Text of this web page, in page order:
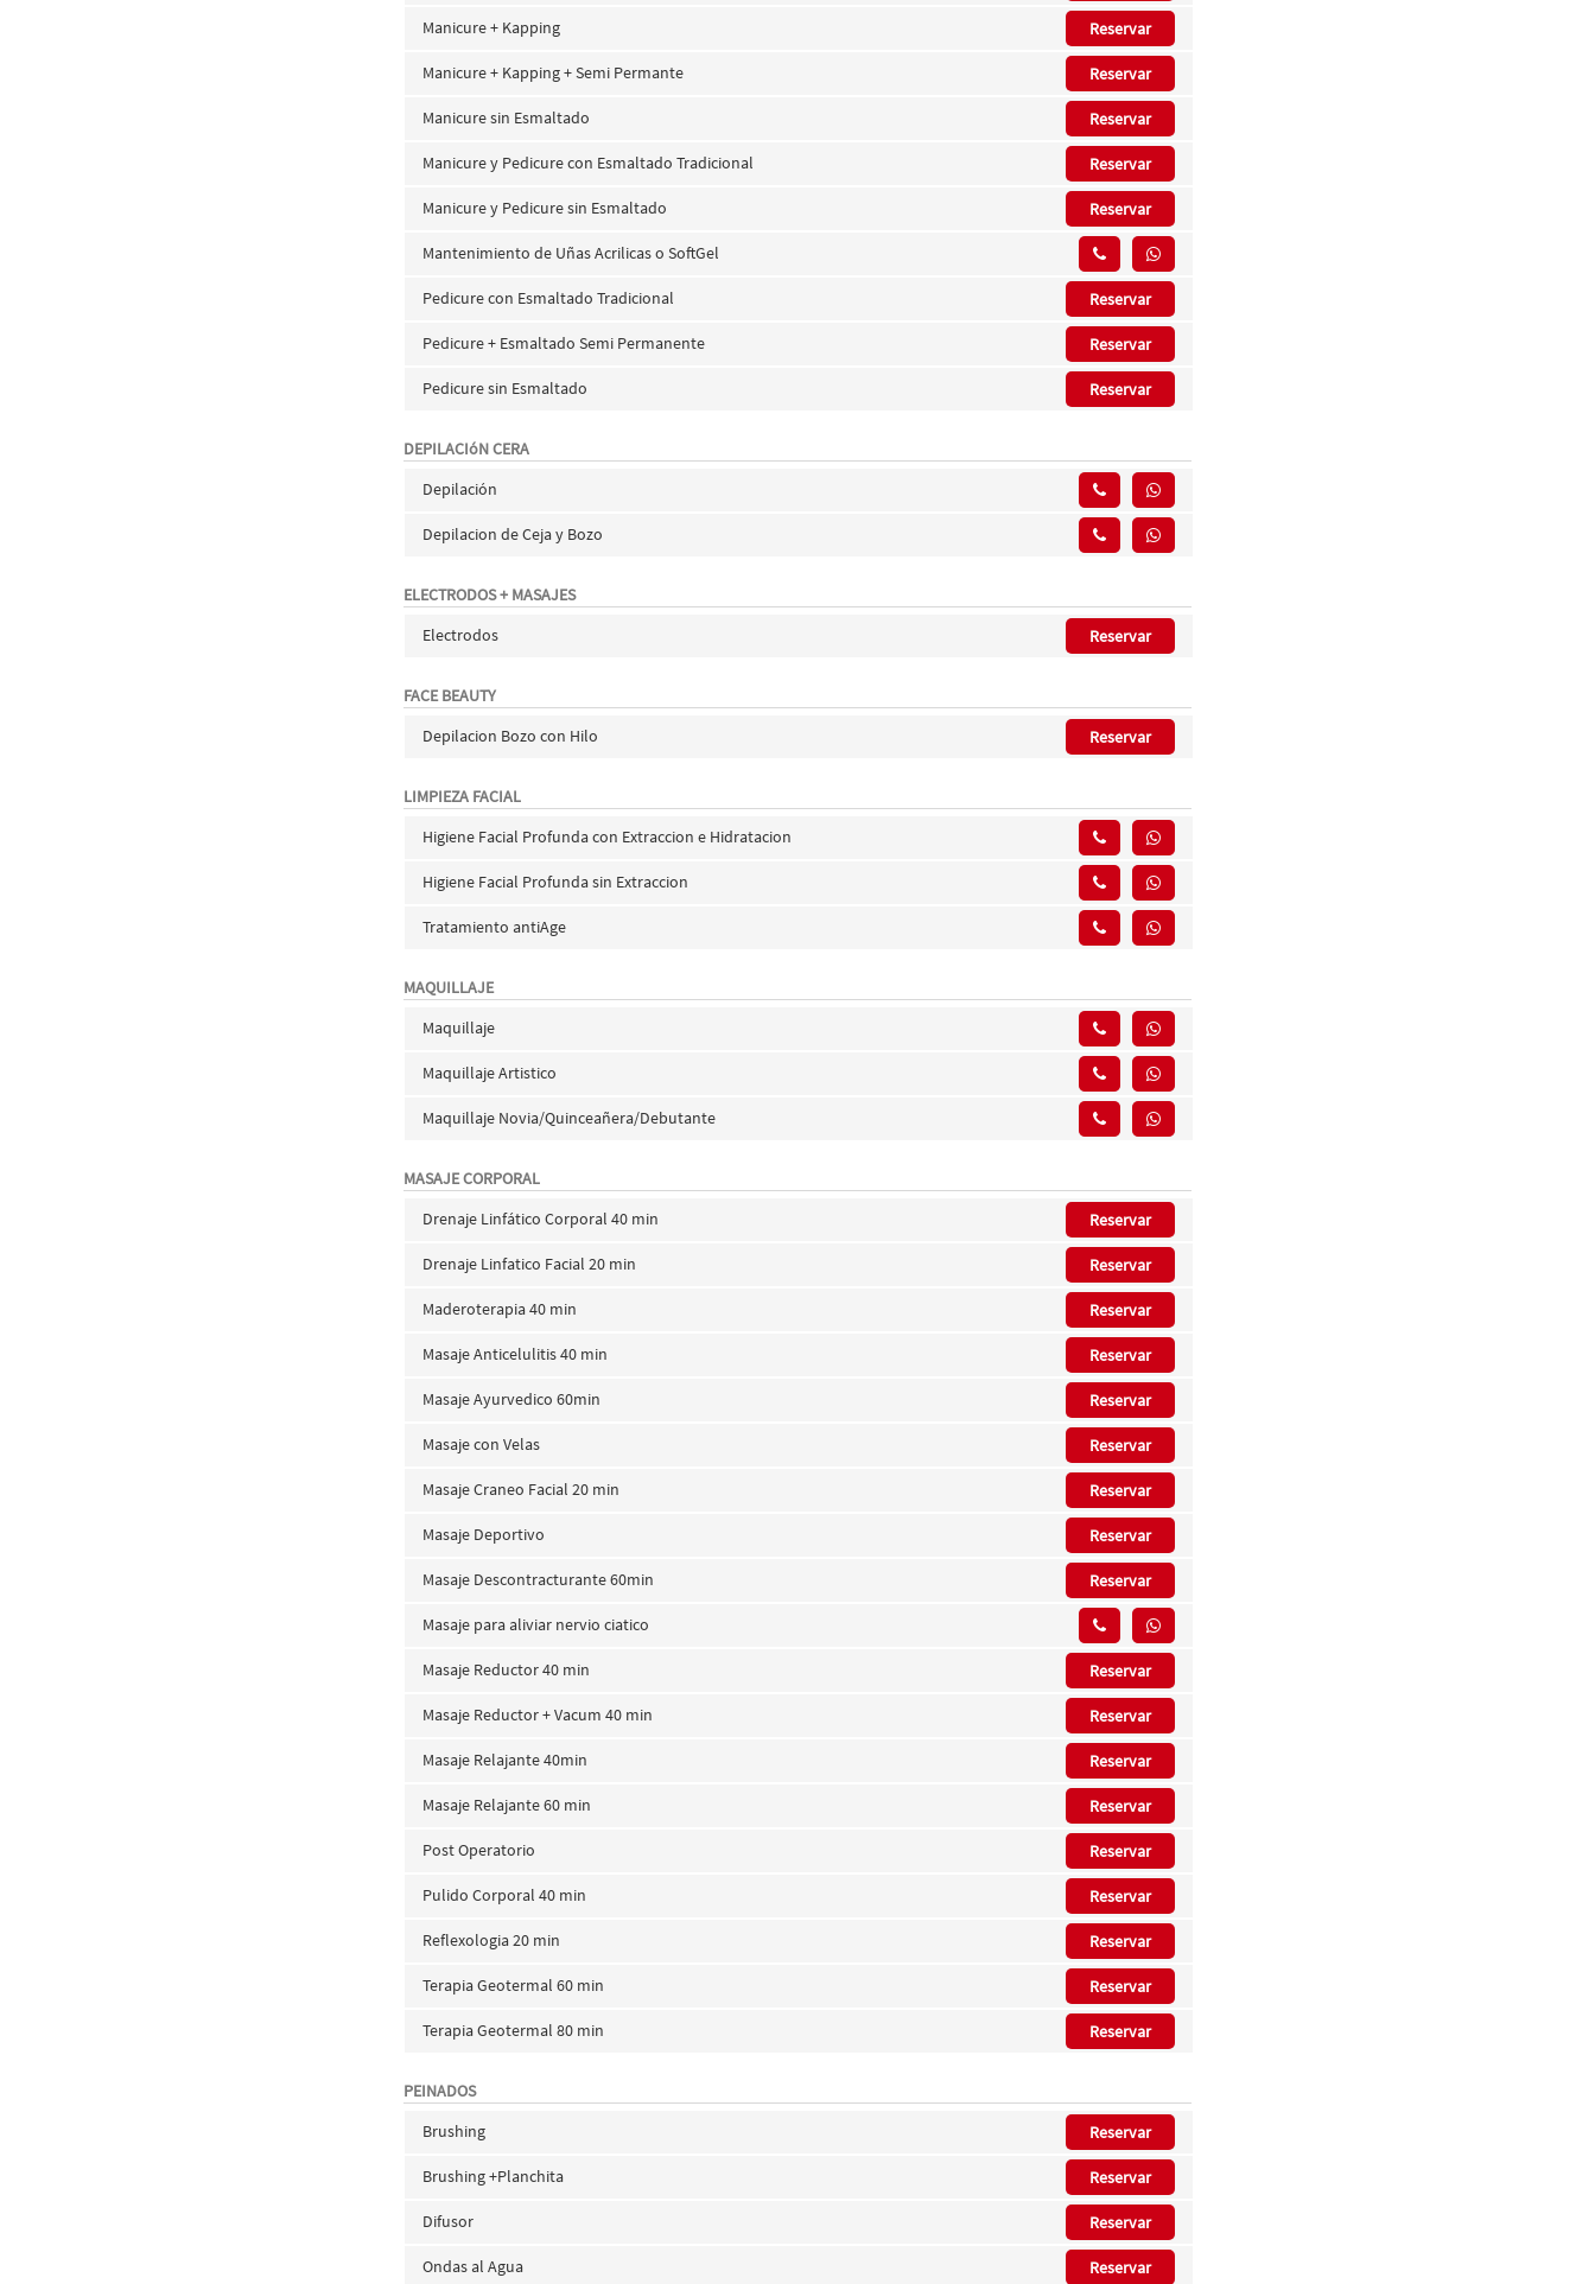
Manicure + Kapping Reservar
Manicure + Kapping + Semi Permante Reservar
Manicure sin Esmaltado Reservar
Manicure y Pedicure con Esmaltado Tradicional Reservar
Manicure y Pedicure sin Esmaltado Reservar
Mantenimiento de Uñas Acrilicas o SoftGel
Pedicure con Esmaltado Tradicional Reservar
Pedicure + Esmaltado Semi Permanente Reservar
Pedicure sin Esmaltado Reservar
DEPILACIóN CERA
Depilación
Depilacion de Ceja y Bozo
ELECTRODOS + MASAJES
Electrodos
Reservar
FACE BEAUTY
Depilacion Bozo con Hilo
Reservar
LIMPIEZA FACIAL
Higiene Facial Profunda con Extraccion e Hidratacion
Higiene Facial Profunda sin Extraccion
Tratamiento antiAge
MAQUILLAJE
Maquillaje
Maquillaje Artistico
Maquillaje Novia/Quinceañera/Debutante
MASAJE CORPORAL
Drenaje Linfático Corporal 40 min
Reservar
Drenaje Linfatico Facial 20 min Reservar
Maderoterapia 40 min Reservar
Masaje Anticelulitis 40 min Reservar
Masaje Ayurvedico 60min Reservar
Masaje con Velas Reservar
Masaje Craneo Facial 20 min Reservar
Masaje Deportivo Reservar
Masaje Descontracturante 60min Reservar
Masaje para aliviar nervio ciatico
Masaje Reductor 40 min Reservar
Masaje Reductor + Vacum 40 min Reservar
Masaje Relajante 40min Reservar
Masaje Relajante 60 min Reservar
Post Operatorio Reservar
Pulido Corporal 40 min Reservar
Reflexologia 20 min Reservar
Terapia Geotermal 60 min Reservar
Terapia Geotermal 80 min Reservar
PEINADOS
Brushing
Reservar
Brushing +Planchita Reservar
Difusor Reservar
Ondas al Agua Reservar